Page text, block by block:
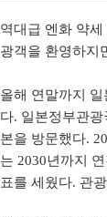
역대급 엔화 약
광객을 환영하지
올해 연말까지
다. 일본정부관
본을 방문했다.
는 2030년까지
표를 세웠다. 관